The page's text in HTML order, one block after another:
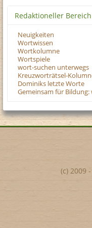
Redaktioneller Bereich
Neuigkeiten
Wortwissen
Wortkolumne
Wortspiele
wort-suchen unterwegs
Kreuzworträtsel-
Dominiks letzte Worte
Gemeinsam für
(c) 2009